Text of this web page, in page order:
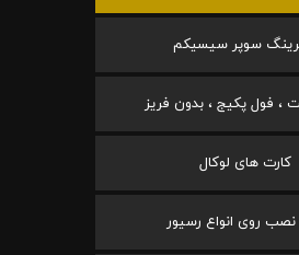
سوپر سیسیکم
، فول پکیج ، بدون فریز
کارت های لوکال
نصب روی انواع رسیور